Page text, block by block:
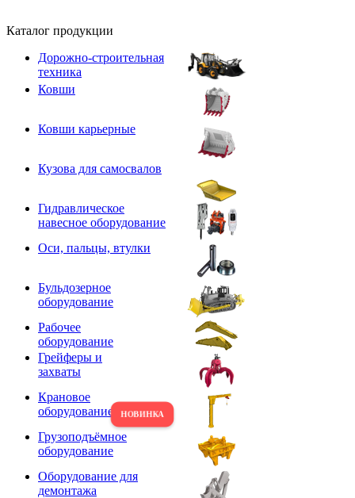
Каталог продукции
Дорожно-строительная
техника
Ковши
Ковши карьерные
Кузова для самосвалов
Гидравлическое
навесное оборудование
Оси, пальцы, втулки
Бульдозерное
оборудование
Рабочее
оборудование
Грейферы и
захваты
Крановое
оборудование
Грузоподъёмное
оборудование
Оборудование для
демонтажа